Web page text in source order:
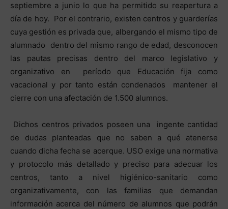
septiembre a junio lo que ha permitido su reapertura a
día de hoy. Por el contrario, existen centros y guarderías
cuya gestión es privada que, albergando el mismo tipo de
alumnado dentro del mismo rango de edad, desconocen
las pautas precisas dentro del marco legislativo y
organizativo en período que Educación fija como
vacacional y por tanto están condenados mantener el
cierre con una afectación de 1.500 alumnos.
Dichos centros privados poseen una ingente cantidad
de dudas planteadas que no saben a qué atenerse
cuando dicha fecha se acerque. USO exige una normativa
y protocolo más detallado y preciso para adecuar los
centros, tanto a nivel higiénico-sanitario como
organizativamente, con las familias que demandan
información acerca del número de alumnos que podrán